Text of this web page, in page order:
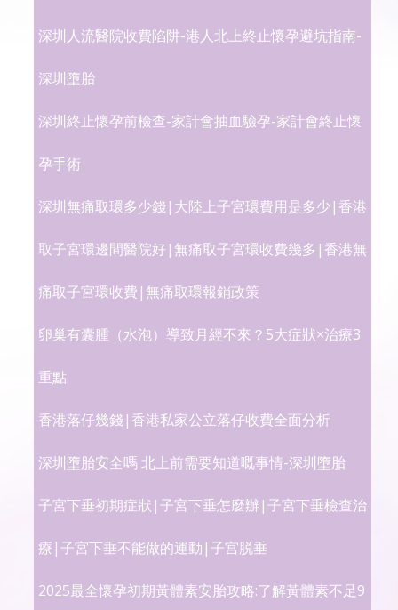
深圳人流醫院收費陷阱-港人北上終止懷孕避坑指南-
深圳墮胎
深圳終止懷孕前檢查-家計會抽血驗孕-家計會終止懷
孕手術
深圳無痛取環多少錢|大陸上子宮環費用是多少|香港
取子宮環邊間醫院好|無痛取子宮環收費幾多|香港無
痛取子宮環收費|無痛取環報銷政策
卵巢有囊腫（水泡）導致月經不來？5大症狀×治療3
重點
香港落仔幾錢|香港私家公立落仔收費全面分析
深圳墮胎安全嗎 北上前需要知道嘅事情-深圳墮胎
子宮下垂初期症狀|子宮下垂怎麼辦|子宮下垂檢查治
療|子宮下垂不能做的運動|子宫脱垂
2025最全懷孕初期黃體素安胎攻略:了解黃體素不足9